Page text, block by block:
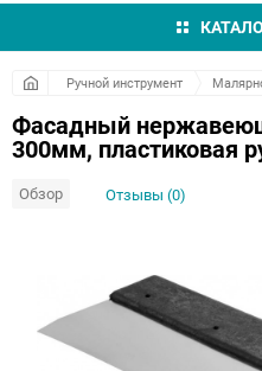
Ручной инструмент
Фасадный
300мм, пластиковая
Обзор Отзывы (0)